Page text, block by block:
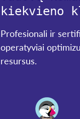
kiekvieno
Profesionali ir
operatyviai
resursus.